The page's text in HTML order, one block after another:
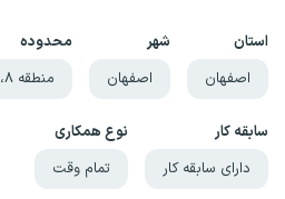
استان
اصفهان
شهر
اصفهان
محدوده
منطقه ۸، تیران
سابقه کار
دارای سابقه کار
نوع همکاری
تمام وقت